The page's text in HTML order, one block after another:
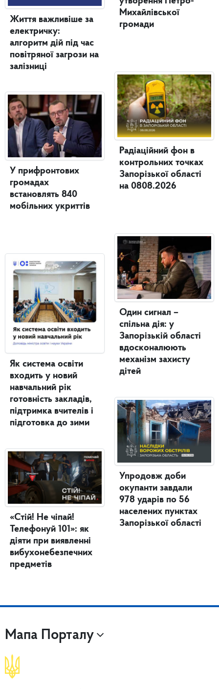
Життя важливіше за
електричку:
алгоритм дій під час
повітряної загрози на
залізниці
У прифронтових
громадах
встановлять 840
мобільних укриттів
Як система освіти
входить у новий
навчальний рік
готовність закладів,
підтримка вчителів і
підготовка до зими
«Стій! Не чіпай!
Телефонуй 101»: як
діяти при виявленні
вибухонебезпечних
предметів
Михайлівської
громади
Радіаційний фон в
контрольних точках
Запорізької області
на 0808.2026
Один сигнал –
спільна дія: у
Запорізькій області
вдосконалюють
механізм захисту
дітей
Упродовж доби
окупанти завдали
978 ударів по 56
населених пунктах
Запорізької області
Мапа Порталу